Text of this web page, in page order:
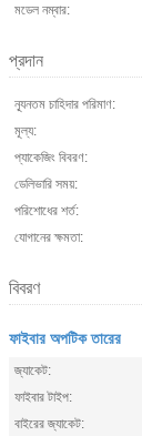
মডেল নম্বার:
প্রদান
ন্যূনতম চাহিদার পরিমাণ:
মূল্য:
প্যাকেজিং বিবরণ:
ডেলিভারি সময়:
পরিশোধের শর্ত:
যোগানের ক্ষমতা:
বিবরণ
ফাইবার অপটিক তারের
জ্যাকেট:
ফাইবার টাইপ:
বাইরের জ্যাকেট: